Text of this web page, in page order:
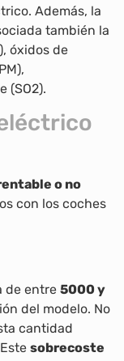
Además, la
también la
óxidos de
(SO2).
o no
con los coches
de entre 5000 y
del modelo. No
cantidad
sobrecoste